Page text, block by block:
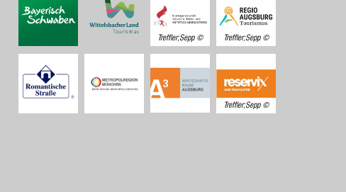
Treffler;Sepp Treffler;Sepp
Treffler;Sepp